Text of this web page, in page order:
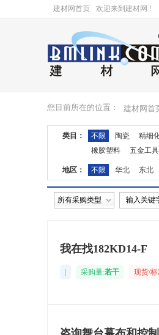
建材网首页 欢迎来到建材网 !
您目前所在的位置： 建材网首
类目： 不限 陶瓷 精细
橡胶塑料
五金工具
地区： 不限 华北 东北
湖南
广东 广西
所有采购类型
我在找182KD14-F
采购量:若干 现货/标